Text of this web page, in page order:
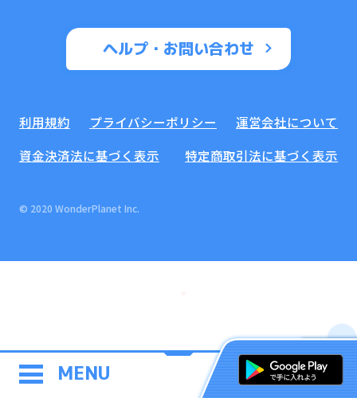
MENU
ヘルプ・お問い合わせ
利用規約 プライバシーポリシー
運営会社について
資金決済法に基づく表示
特定商取引法に基づく表示
© 2020 WonderPlanet Inc.